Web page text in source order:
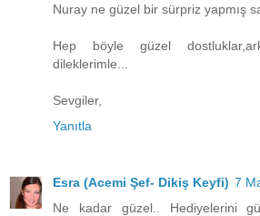
Nuray ne güzel bir sürpriz yapmış
Hep böyle güzel
dileklerimle...
Sevgiler,
Yanıtla
Esra (Acemi Şef- Dikiş Keyfi) 7
Ne kadar güzel.. Hediyelerini